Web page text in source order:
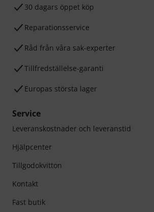
30 dagars öppet köp
Reparationsservice
Råd från våra sak-experter
Tillfredställelse-garanti
Europas största lager
Service
Leveranskostnader och leveranstid
Hjälpcenter
Tillgodokvitton
Kontakt
Fast butik